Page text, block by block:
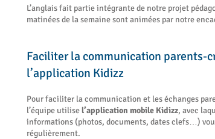
L’anglais fait partie intégrante de notre projet
matinées de la semaine sont animées par notre
Faciliter la communication parents-
l’application Kidizz
Pour faciliter la communication et les échanges
l’équipe utilisel’application mobile Kidizz, avec
informations (photos, documents, dates clefs…)
régulièrement.